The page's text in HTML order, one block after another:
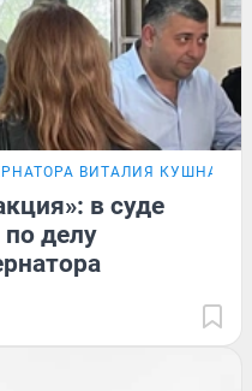
ВИТАЛИЯ
в суде
делу